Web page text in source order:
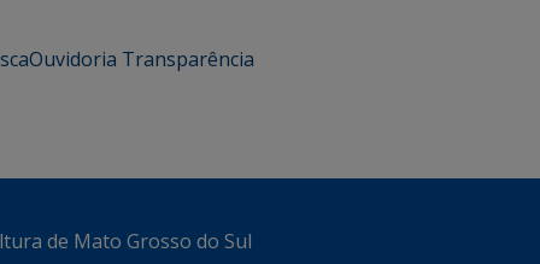
Ouvidoria Transparência
de Mato Grosso do Sul